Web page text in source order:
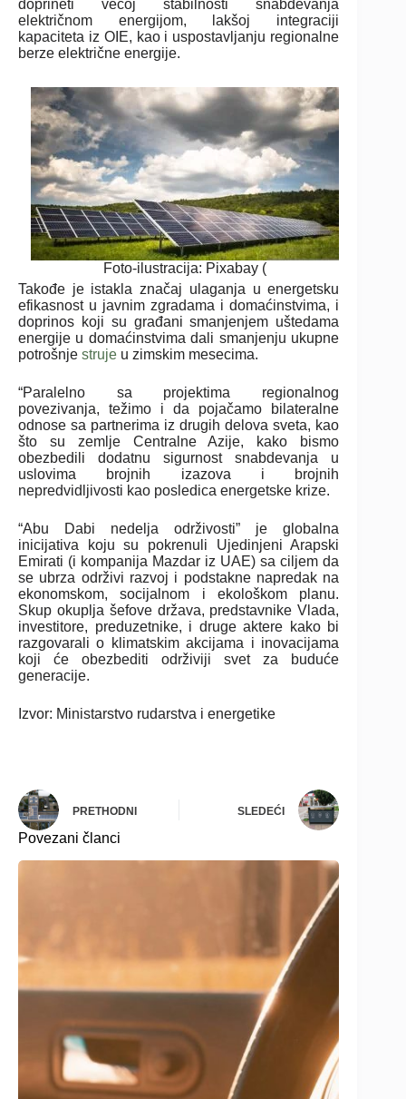
doprineti većoj stabilnosti snabdevanja
električnom energijom, lakšoj integraciji
kapaciteta iz OIE, kao i uspostavljanju regionalne
berze električne energije.
Foto-ilustracija: Pixabay (
Takođe je istakla značaj ulaganja u energetsku
efikasnost u javnim zgradama i domaćinstvima, i
doprinos koji su građani smanjenjem uštedama
energije u domaćinstvima dali smanjenju ukupne
potrošnje struje u zimskim mesecima.
“Paralelno sa projektima regionalnog
povezivanja, težimo i da pojačamo bilateralne
odnose sa partnerima iz drugih delova sveta, kao
što su zemlje Centralne Azije, kako bismo
obezbedili dodatnu sigurnost snabdevanja u
uslovima brojnih izazova i brojnih
nepredvidljivosti kao posledica energetske krize.
“Abu Dabi nedelja održivosti” je globalna
inicijativa koju su pokrenuli Ujedinjeni Arapski
Emirati (i kompanija Mazdar iz UAE) sa ciljem da
se ubrza održivi razvoj i podstakne napredak na
ekonomskom, socijalnom i ekološkom planu.
Skup okuplja šefove država, predstavnike Vlada,
investitore, preduzetnike, i druge aktere kako bi
razgovarali o klimatskim akcijama i inovacijama
koji će obezbediti održiviji svet za buduće
generacije.
Izvor: Ministarstvo rudarstva i energetike
PRETHODNI SLEDEĆI
Povezani članci